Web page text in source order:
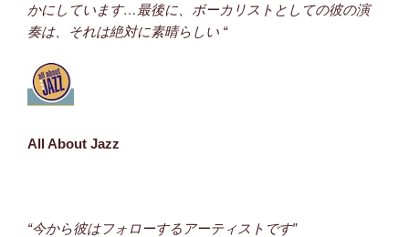
かにしています…最後に、ボーカリストとしての彼の演
奏は、
それは絶対に素晴らしい “
All About Jazz
“今から彼はフォローするアーティストです”